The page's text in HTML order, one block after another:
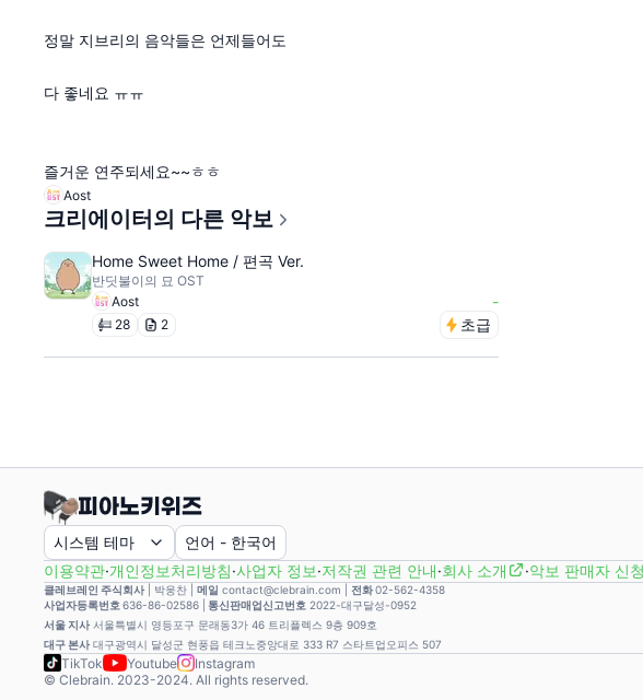
정말 지브리의 음악들은 언제들어도
다 좋네요 ㅠㅠ
즐거운 연주되세요~~ㅎㅎ
Aost
크리에이터의 다른 악보
Home Sweet Home / 편곡 Ver.
반딧불이의 묘 OST
Aost
-
28 2 초급
시스템 테마 언어 - 한국어
이용약관·개인정보처리방침·사업자 정보·저작권 관련 안내·회사 소개 ·악보 판매자 신청
클레브레인 주식회사| 박웅찬 메일 contact@clebrain.com | 전화02-562-4358
사업자등록번호 636-86-02586 | 통신판매업신고번호 2022-대구달성-0952
서울 지사 서울특별시 영등포구 문래동3가 46 트리플렉스 9층 909호
대구 본사 대구광역시 달성군 현풍읍 테크노중앙대로 333 R7 스타트업오피스 507
TikTok Youtube
Instagram
© Clebrain. 2023-2024. All rights reserved.